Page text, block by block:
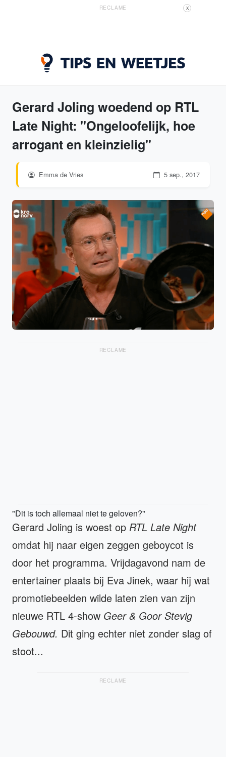
RECLAME X
Gerard Joling woedend op RTL
Late Night: "Ongeloofelijk, hoe
arrogant en kleinzielig"
Emma de Vries 5 sep., 2017
RECLAME
"Dit is toch allemaal niet te geloven?"
Gerard Joling is woest op RTL Late Night
omdat hij naar eigen zeggen geboycot is
door het programma. Vrijdagavond nam de
entertainer plaats bij Eva Jinek, waar hij wat
promotiebeelden wilde laten zien van zijn
nieuwe RTL 4-show Geer & Goor Stevig
Gebouwd. Dit ging echter niet zonder slag of
stoot...
RECLAME